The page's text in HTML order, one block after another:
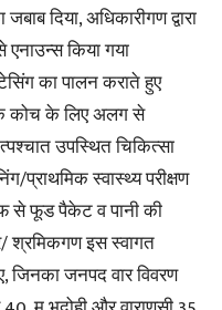
दिया, अधिकारीगण द्वारा
किया गया
का पालन कराते हुए
कोच के लिए अलग से
उपस्थित चिकित्सा
प्राथमिक स्वास्थ्य परीक्षण
से फूड पैकेट व पानी की
श्रमिकगण इस स्वागत
जिनका जनपद वार विवरण